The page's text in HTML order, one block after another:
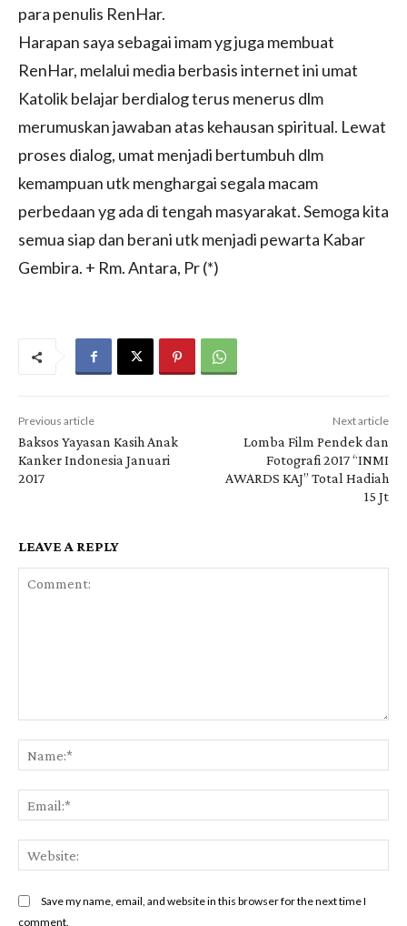
para penulis RenHar.
Harapan saya sebagai imam yg juga membuat
RenHar, melalui media berbasis internet ini umat
Katolik belajar berdialog terus menerus dlm
merumuskan jawaban atas kehausan spiritual. Lewat
proses dialog, umat menjadi bertumbuh dlm
kemampuan utk menghargai segala macam
perbedaan yg ada di tengah masyarakat. Semoga kita
semua siap dan berani utk menjadi pewarta Kabar
Gembira. + Rm. Antara, Pr (*)
Previous article
Baksos Yayasan Kasih Anak
Kanker Indonesia Januari
2017
Next article
Lomba Film Pendek dan
Fotografi 2017 “INMI
AWARDS KAJ” Total Hadiah
15 Jt
LEAVE A REPLY
Save my name, email, and website in this browser for the next time I
comment.